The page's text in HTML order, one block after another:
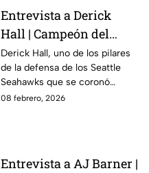
Entrevista a Derick
Hall | Campeón del
Super Bowl LX con los
Seahawks
Derick Hall, uno de los pilares
de la defensa de los Seattle
Seahawks que se coronó
campeón del Super Bowl LX 🏆
08 febrero, 2026
Entrevista a AJ Barner |